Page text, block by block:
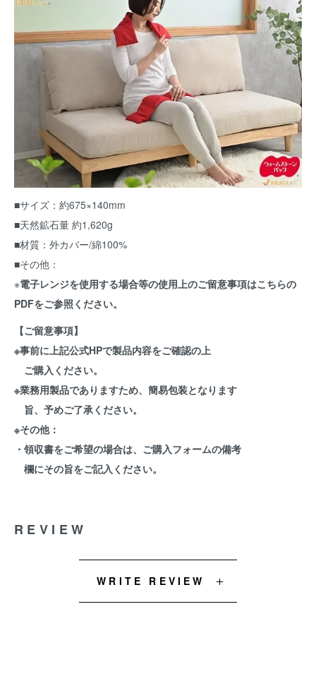
■サイズ：約675×140mm
■天然鉱石量 約1,620g
■材質：外カバー/綿100%
■その他：
※電子レンジを使用する場合等の使用上のご留意事項はこちらの
PDFをご参照ください。
【ご留意事項】
※事前に上記公式HPで製品内容をご確認の上
ご購入ください。
※業務用製品でありますため、簡易包装となります
旨、予めご了承ください。
※その他：
・領収書をご希望の場合は、ご購入フォームの備考
欄にその旨をご記入ください。
REVIEW
WRITE REVIEW